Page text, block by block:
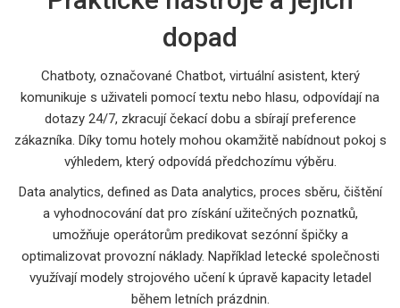
dopad
Chatboty, označované Chatbot, virtuální asistent, který
komunikuje s uživateli pomocí textu nebo hlasu, odpovídají na
dotazy 24/7, zkracují čekací dobu a sbírají preference
zákazníka. Díky tomu hotely mohou okamžitě nabídnout pokoj s
výhledem, který odpovídá předchozímu výběru.
Data analytics, defined as Data analytics, proces sběru, čištění
a vyhodnocování dat pro získání užitečných poznatků,
umožňuje operátorům predikovat sezónní špičky a
optimalizovat provozní náklady. Například letecké společnosti
využívají modely strojového učení k úpravě kapacity letadel
během letních prázdnin.